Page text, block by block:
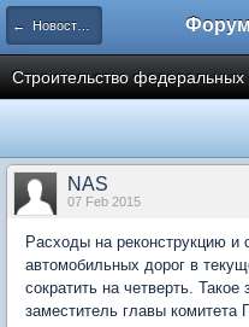
← Новости рынка недвижимости
Строительство федеральных
NAS
07 Feb 2015
Расходы на реконструкцию и
автомобильных дорог в
сократить на четверть.
заместитель главы комитета